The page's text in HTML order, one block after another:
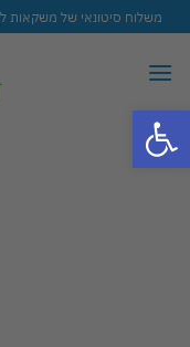
פתח סרגל נגישות
Skip
to
content
משלוח סיטונאי של משקאות לכל